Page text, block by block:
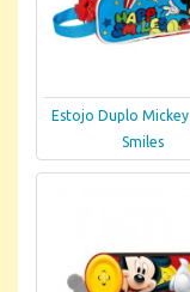
Estojo Duplo
Smiles